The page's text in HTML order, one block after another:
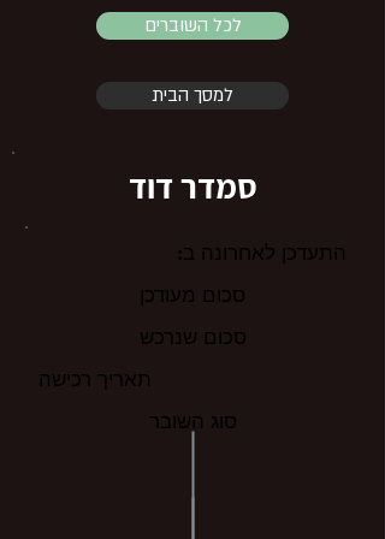
לכל השוברים
למסך הבית
סמדר דוד
התעדכן לאחרונה ב:
סכום מעודכן
סכום שנרכש
תאריך רכישה
סוג השובר